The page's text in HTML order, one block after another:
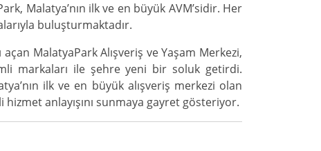
Malatya’nın ilk ve en büyük AVM’sidir. Her
buluşturmaktadır.
açan MalatyaPark Alışveriş ve Yaşam Merkezi,
markaları ile şehre yeni bir soluk getirdi.
ilk ve en büyük alışveriş merkezi olan
anlayışını sunmaya gayret gösteriyor.